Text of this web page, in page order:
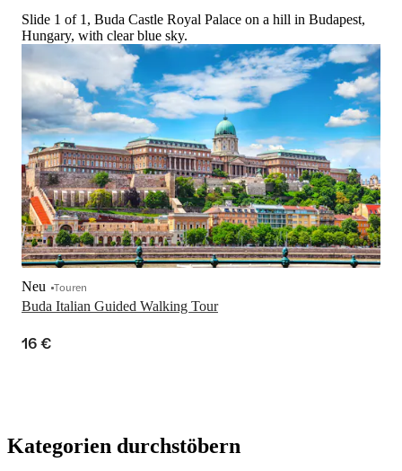
Slide 1 of 1, Buda Castle Royal Palace on a hill in Budapest,
Hungary, with clear blue sky.
Buda Italian Guided Walking Tour
Neu Touren
16 €
Kategorien durchstöbern